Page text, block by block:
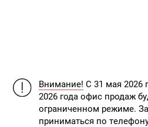
Внимание! С 31 мая 2026
2026 года офис продаж
ограниченном режиме.
приниматься по